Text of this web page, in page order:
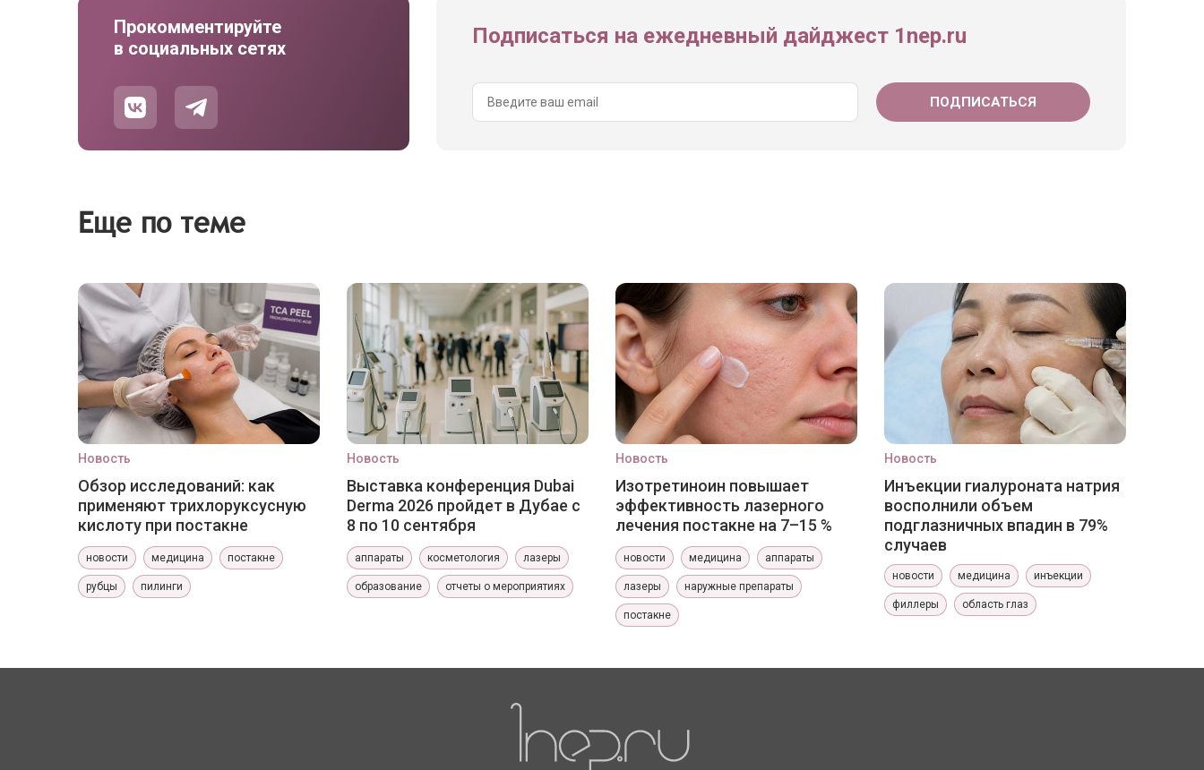
Прокомментируйте
в социальных сетях
Подписаться на ежедневный дайджест 1nep.ru
Еще по теме
Новость
Обзор исследований: как
применяют трихлоруксусную
кислоту при постакне
новости медицина постакне
рубцы пилинги
Новость
Выставка конференция Dubai
Derma 2026 пройдет в Дубае с
8 по 10 сентября
аппараты косметология лазеры
образование отчеты о мероприятиях
Новость
Изотретиноин повышает
эффективность лазерного
лечения постакне на 7–15 %
новости медицина аппараты
лазеры наружные препараты
постакне
Новость
Инъекции гиалуроната натрия
восполнили объем
подглазничных впадин в 79%
случаев
новости медицина инъекции
филлеры область глаз